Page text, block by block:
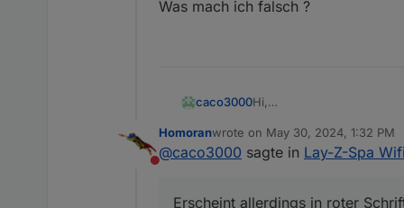
Was mach ich falsch ?
caco3000Hi,
Bei Objekten- 0 Userdata
setzten.
Schon wird bei mytt-
Do not disturb
Homoranwrote on May 30, 2024, 1:32 PM
last edited by
@caco3000 sagte in Lay-Z-Spa
Erscheint allerdings in roter